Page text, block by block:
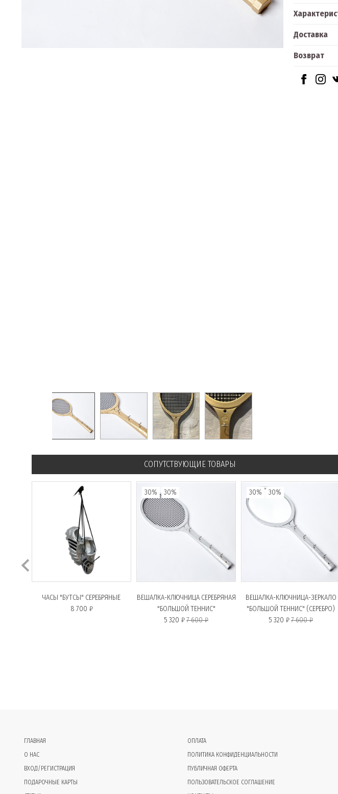
Доставка
Возврат
СОПУТСТВУЮЩИЕ ТОВАРЫ
ЧАСЫ "БУТСЫ" СЕРЕБРЯНЫЕ
8 700 ₽
30% 30%
ВЕШАЛКА-КЛЮЧНИЦА СЕРЕБРЯНАЯ
"БОЛЬШОЙ ТЕННИС"
5 320 ₽7 600 ₽
30% 30%
ВЕШАЛКА-КЛЮЧНИЦА-ЗЕРКАЛО
"БОЛЬШОЙ ТЕННИС" (СЕРЕБРО)
5 320 ₽7 600 ₽
ГЛАВНАЯ
О НАС
ВХОД/РЕГИСТРАЦИЯ
ПОДАРОЧНЫЕ КАРТЫ
ОПЛАТА
ПОЛИТИКА КОНФИДЕНЦИАЛЬНОСТИ
ПУБЛИЧНАЯ ОФЕРТА
ПОЛЬЗОВАТЕЛЬСКОЕ СОГЛАШЕНИЕ